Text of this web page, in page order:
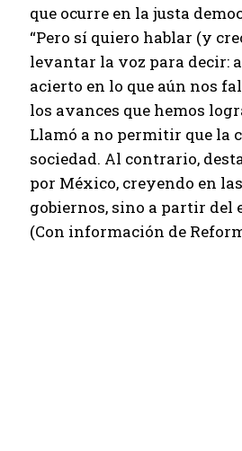
que ocurre en la justa
“Pero sí quiero hablar (y
levantar la voz para decir:
acierto en lo que aún nos
los avances que hemos
Llamó a no permitir que la
sociedad. Al contrario,
por México, creyendo en
gobiernos, sino a partir del
(Con información de